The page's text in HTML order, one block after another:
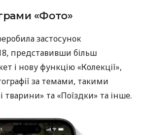
«Фото»
застосунок
представивши більш
і нову функцію «Колекції»,
за темами, такими
та «Поїздки» та інше.